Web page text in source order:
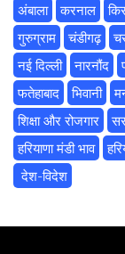
अंबाला करनाल
गुरुग्राम
चंडीगढ़
नई दिल्ली
नारनौंद
फतेहाबाद
भिवानी
शिक्षा और रोजगार
हरियाणा मंडी भाव
‌ देश-विदेश